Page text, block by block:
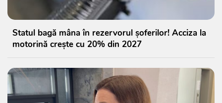
Statul bagă mâna în rezervorul șoferilor! Acciza la
motorină crește cu 20% din 2027